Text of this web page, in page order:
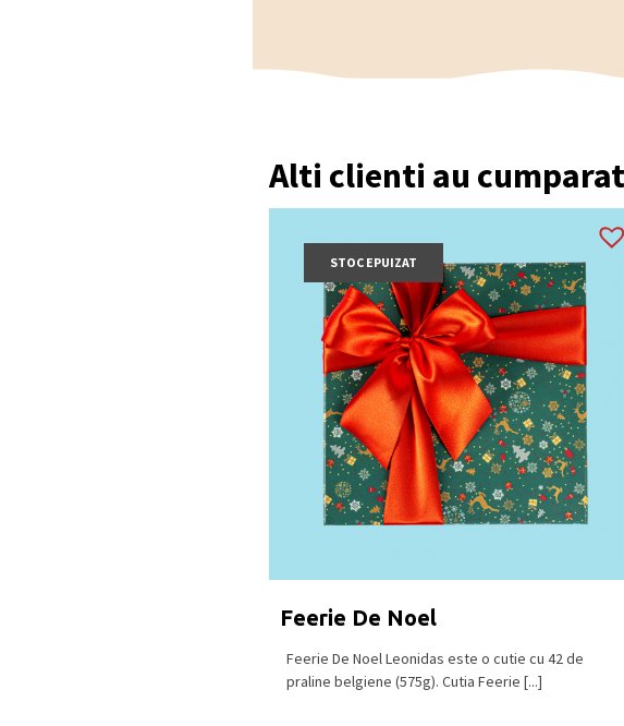
Alti clienti au
STOC EPUIZAT
Feerie De Noel
Feerie De Noel Leonidas este o cutie cu 42 de
praline belgiene (575g). Cutia Feerie [...]